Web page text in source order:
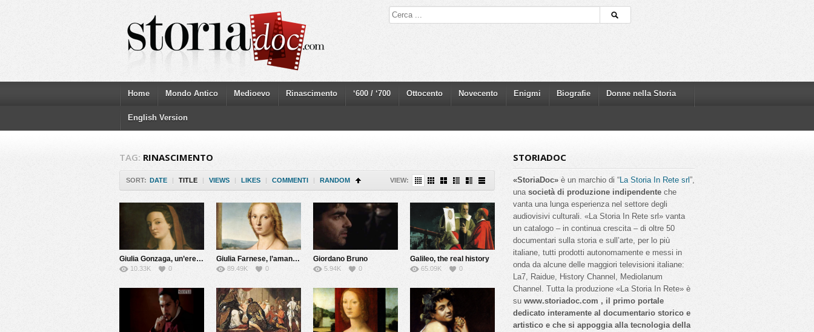
Home Mondo Antico Medioevo Rinascimento ‘600 / ‘700 Ottocento Novecento Enigmi Biografie Donne nella Storia
English Version
TAG: RINASCIMENTO
SORT: DATE | TITLE | VIEWS | LIKES | COMMENTI | RANDOM VIEW:
Giulia Gonzaga, un’eretica del Cinquecento
10.33K 0
Giulia Farnese, l’amante del Papa
89.49K 0
Giordano Bruno
5.94K 0
Galileo, the real history
65.09K 0
STORIADOC
«StoriaDoc» è un marchio di “La Storia In Rete srl”,
una società di produzione indipendente che
vanta una lunga esperienza nel settore degli
audiovisivi culturali. «La Storia In Rete srl» vanta
un catalogo – in continua crescita – di oltre 50
documentari sulla storia e sull’arte, per lo più
italiane, tutti prodotti autonomamente e messi in
onda da alcune delle maggiori televisioni italiane:
La7, Raidue, History Channel, Mediolanum
Channel. Tutta la produzione «La Storia In Rete» è
su www.storiadoc.com , il primo portale
dedicato interamente al documentario storico e
artistico e che si appoggia alla tecnologia della